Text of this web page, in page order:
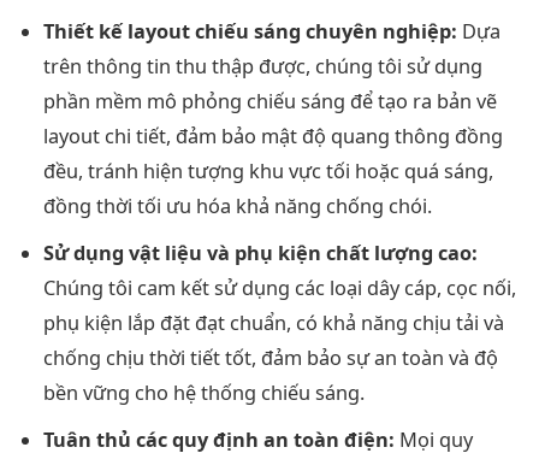
Thiết kế layout chiếu sáng chuyên nghiệp: Dựa
trên thông tin thu thập được, chúng tôi sử dụng
phần mềm mô phỏng chiếu sáng để tạo ra bản vẽ
layout chi tiết, đảm bảo mật độ quang thông đồng
đều, tránh hiện tượng khu vực tối hoặc quá sáng,
đồng thời tối ưu hóa khả năng chống chói.
Sử dụng vật liệu và phụ kiện chất lượng cao:
Chúng tôi cam kết sử dụng các loại dây cáp, cọc nối,
phụ kiện lắp đặt đạt chuẩn, có khả năng chịu tải và
chống chịu thời tiết tốt, đảm bảo sự an toàn và độ
bền vững cho hệ thống chiếu sáng.
Tuân thủ các quy định an toàn điện: Mọi quy